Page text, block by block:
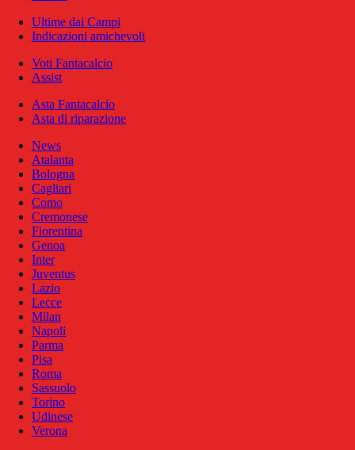
Ultime dai Campi
Indicazioni amichevoli
Voti Fantacalcio
Assist
Asta Fantacalcio
Asta di riparazione
News
Atalanta
Bologna
Cagliari
Como
Cremonese
Fiorentina
Genoa
Inter
Juventus
Lazio
Lecce
Milan
Napoli
Parma
Pisa
Roma
Sassuolo
Torino
Udinese
Verona